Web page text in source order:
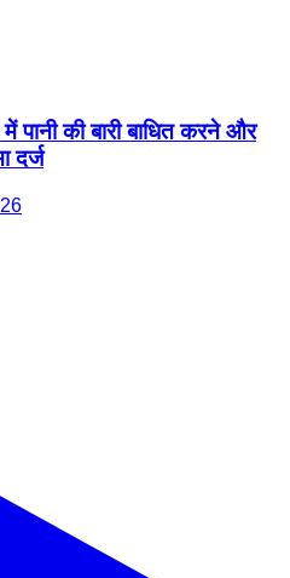
की बारी बाधित करने और
दर्ज